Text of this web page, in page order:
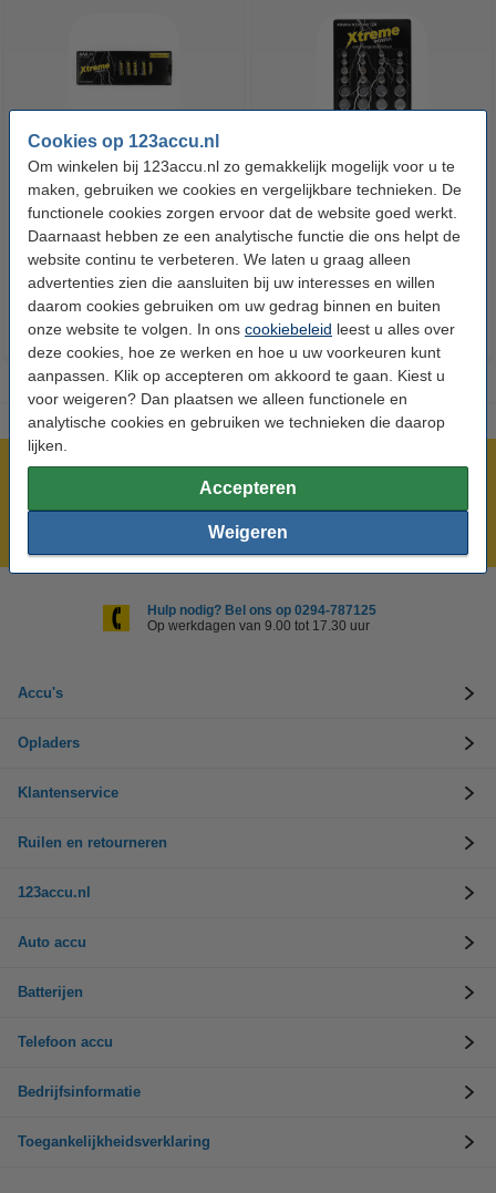
Cookies op 123accu.nl
Om winkelen bij 123accu.nl zo gemakkelijk mogelijk voor u te
maken, gebruiken we cookies en vergelijkbare technieken. De
functionele cookies zorgen ervoor dat de website goed werkt.
Daarnaast hebben ze een analytische functie die ons helpt de
website continu te verbeteren. We laten u graag alleen
advertenties zien die aansluiten bij uw interesses en willen
daarom cookies gebruiken om uw gedrag binnen en buiten
onze website te volgen. In ons cookiebeleid leest u alles over
deze cookies, hoe ze werken en hoe u uw voorkeuren kunt
aanpassen. Klik op accepteren om akkoord te gaan. Kiest u
voor weigeren? Dan plaatsen we alleen functionele en
analytische cookies en gebruiken we technieken die daarop
lijken.
Accepteren
Weigeren
123accu Xtreme Power AAA /
MN2400 / LR03 alkaline batterij
24 stuks
€ 14,50 € 13,05
Inclusief 21%
BTW
123accu Xtreme Power
knoopcellen multipack
€ 5,95 Inclusief 21% BTW
Meer dan 5 miljoen klanten!
Voor 23.59 uur besteld, morgen in huis!
Hulp nodig? Bel ons op 0294-787125
Op werkdagen van 9.00 tot 17.30 uur
Accu's
Opladers
Klantenservice
Ruilen en retourneren
123accu.nl
Auto accu
Batterijen
Telefoon accu
Bedrijfsinformatie
Toegankelijkheidsverklaring